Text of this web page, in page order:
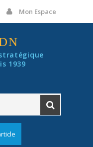
Mon Espace
1939